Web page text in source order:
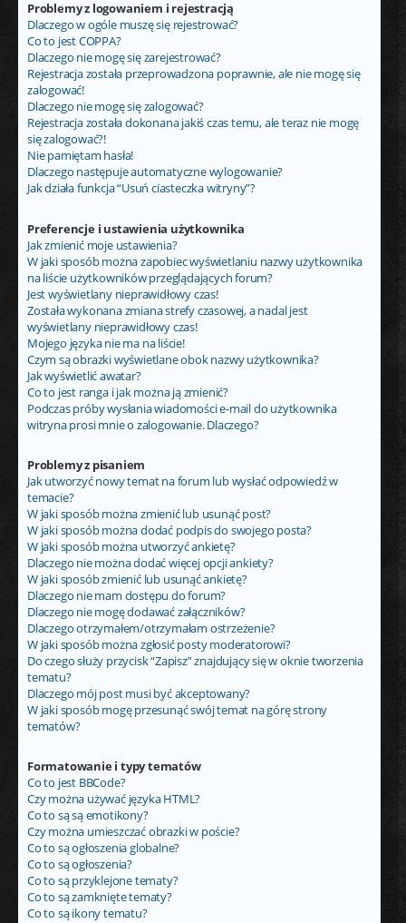
Problemy z logowaniem i rejestracją
Dlaczego w ogóle muszę się rejestrować?
Co to jest COPPA?
Dlaczego nie mogę się zarejestrować?
Rejestracja została przeprowadzona poprawnie, ale nie mogę się
zalogować!
Dlaczego nie mogę się zalogować?
Rejestracja została dokonana jakiś czas temu, ale teraz nie mogę
się zalogować?!
Nie pamiętam hasła!
Dlaczego następuje automatyczne wylogowanie?
Jak działa funkcja “Usuń ciasteczka witryny”?
Preferencje i ustawienia użytkownika
Jak zmienić moje ustawienia?
W jaki sposób można zapobiec wyświetlaniu nazwy użytkownika
na liście użytkowników przeglądających forum?
Jest wyświetlany nieprawidłowy czas!
Została wykonana zmiana strefy czasowej, a nadal jest
wyświetlany nieprawidłowy czas!
Mojego języka nie ma na liście!
Czym są obrazki wyświetlane obok nazwy użytkownika?
Jak wyświetlić awatar?
Co to jest ranga i jak można ją zmienić?
Podczas próby wysłania wiadomości e-mail do użytkownika
witryna prosi mnie o zalogowanie. Dlaczego?
Problemy z pisaniem
Jak utworzyć nowy temat na forum lub wysłać odpowiedź w
temacie?
W jaki sposób można zmienić lub usunąć post?
W jaki sposób można dodać podpis do swojego posta?
W jaki sposób można utworzyć ankietę?
Dlaczego nie można dodać więcej opcji ankiety?
W jaki sposób zmienić lub usunąć ankietę?
Dlaczego nie mam dostępu do forum?
Dlaczego nie mogę dodawać załączników?
Dlaczego otrzymałem/otrzymałam ostrzeżenie?
W jaki sposób można zgłosić posty moderatorowi?
Do czego służy przycisk “Zapisz” znajdujący się w oknie tworzenia
tematu?
Dlaczego mój post musi być akceptowany?
W jaki sposób mogę przesunąć swój temat na górę strony
tematów?
Formatowanie i typy tematów
Co to jest BBCode?
Czy można używać języka HTML?
Co to są są emotikony?
Czy można umieszczać obrazki w poście?
Co to są ogłoszenia globalne?
Co to są ogłoszenia?
Co to są przyklejone tematy?
Co to są zamknięte tematy?
Co to są ikony tematu?